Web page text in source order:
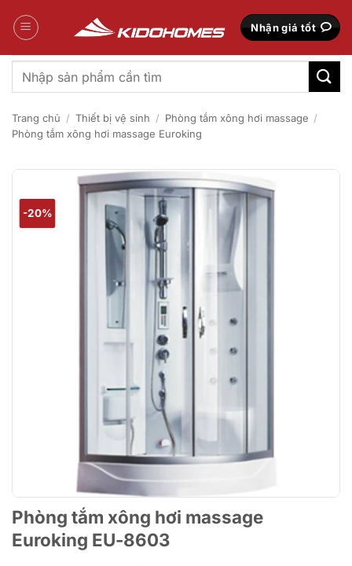
qua
Nhận giá tốt
Tìm
kiếm:
Trang chủ / Thiết bị vệ sinh / Phòng tắm xông hơi massage /
Phòng tắm xông hơi massage Euroking
-20%
Phòng tắm xông hơi massage
Euroking EU-8603